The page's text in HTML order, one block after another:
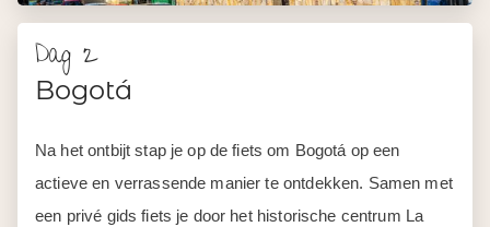
Dag 2
Bogotá
Na het ontbijt stap je op de fiets om Bogotá op een
actieve en verrassende manier te ontdekken. Samen met
een privé gids fiets je door het historische centrum La